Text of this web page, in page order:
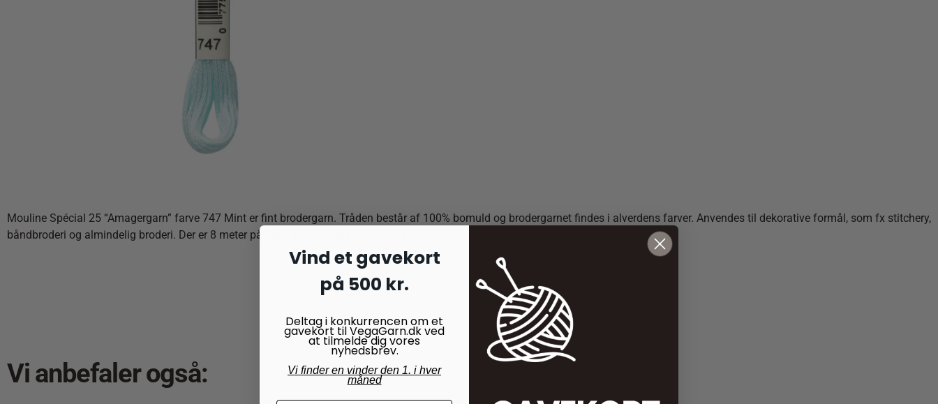
Mouline Spécial 25 “Amagergarn” farve 747 Mint er fint brodergarn. Tråden består af 100% bomuld og brodergarnet findes i alverdens farver. Anvendes til dekorative formål, som fx stitchery,
båndbroderi og almindelig broderi. Der er 8 meter på dukken og tråden kan deles i 6.
Vi anbefaler også:
Vind et gavekort
på 500 kr.
Deltag i konkurrencen om et
gavekort til VegaGarn.dk ved
at tilmelde dig vores
nyhedsbrev.
Vi finder en vinder den 1. i hver
måned